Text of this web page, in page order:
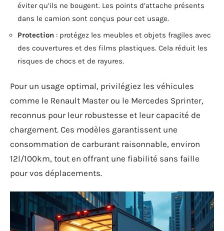
éviter qu’ils ne bougent. Les points d’attache présents
dans le camion sont conçus pour cet usage.
Protection : protégez les meubles et objets fragiles avec
des couvertures et des films plastiques. Cela réduit les
risques de chocs et de rayures.
Pour un usage optimal, privilégiez les véhicules
comme le Renault Master ou le Mercedes Sprinter,
reconnus pour leur robustesse et leur capacité de
chargement. Ces modèles garantissent une
consommation de carburant raisonnable, environ
12l/100km, tout en offrant une fiabilité sans faille
pour vos déplacements.